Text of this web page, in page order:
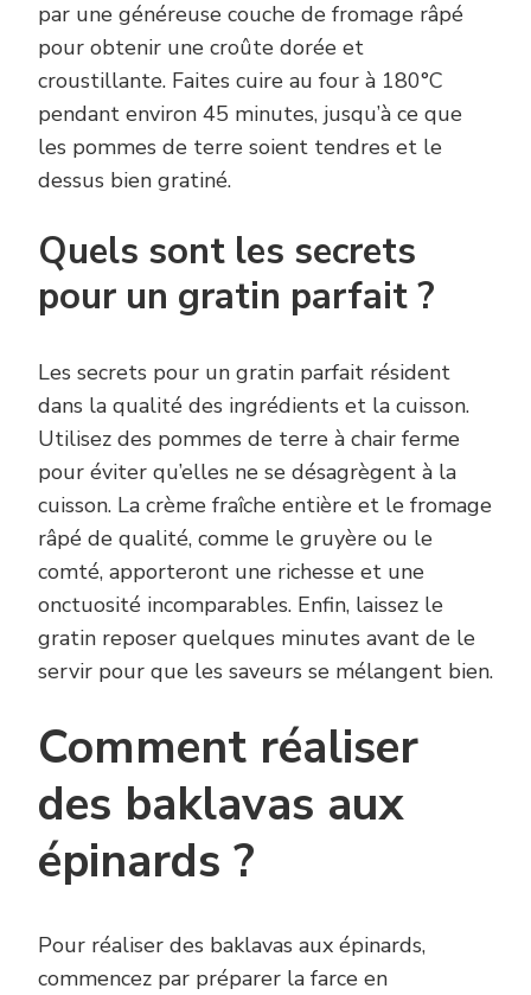
par une généreuse couche de fromage râpé
pour obtenir une croûte dorée et
croustillante. Faites cuire au four à 180°C
pendant environ 45 minutes, jusqu’à ce que
les pommes de terre soient tendres et le
dessus bien gratiné.
Quels sont les secrets
pour un gratin parfait ?
Les secrets pour un gratin parfait résident
dans la qualité des ingrédients et la cuisson.
Utilisez des pommes de terre à chair ferme
pour éviter qu’elles ne se désagrègent à la
cuisson. La crème fraîche entière et le fromage
râpé de qualité, comme le gruyère ou le
comté, apporteront une richesse et une
onctuosité incomparables. Enfin, laissez le
gratin reposer quelques minutes avant de le
servir pour que les saveurs se mélangent bien.
Comment réaliser
des baklavas aux
épinards ?
Pour réaliser des baklavas aux épinards,
commencez par préparer la farce en